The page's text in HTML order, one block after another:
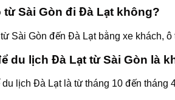
Sài Gòn đi Đà Lạt không?
Sài Gòn đến Đà Lạt bằng xe khách,
du lịch Đà Lạt từ Sài Gòn là
lịch Đà Lạt là từ tháng 10 đến tháng